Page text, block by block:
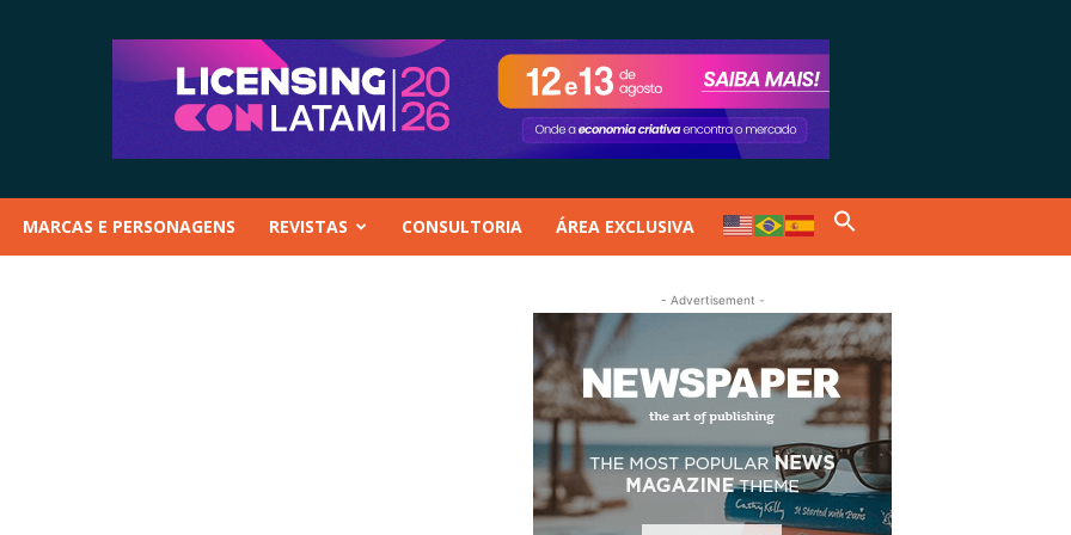
MARCAS E PERSONAGENS REVISTAS CONSULTORIA ÁREA EXCLUSIVA
- Advertisement -